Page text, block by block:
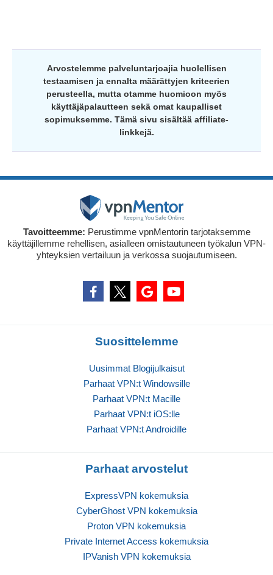
Arvostelemme palveluntarjoajia huolellisen
testaamisen ja ennalta määrättyjen kriteerien
perusteella, mutta otamme huomioon myös
käyttäjäpalautteen sekä omat kaupalliset
sopimuksemme. Tämä sivu sisältää affiliate-
linkkejä.
Tavoitteemme: Perustimme vpnMentorin tarjotaksemme
käyttäjillemme rehellisen, asialleen omistautuneen työkalun VPN-
yhteyksien vertailuun ja verkossa suojautumiseen.
Suosittelemme
Uusimmat Blogijulkaisut
Parhaat VPN:t Windowsille
Parhaat VPN:t Macille
Parhaat VPN:t iOS:lle
Parhaat VPN:t Androidille
Parhaat arvostelut
ExpressVPN kokemuksia
CyberGhost VPN kokemuksia
Proton VPN kokemuksia
Private Internet Access kokemuksia
IPVanish VPN kokemuksia